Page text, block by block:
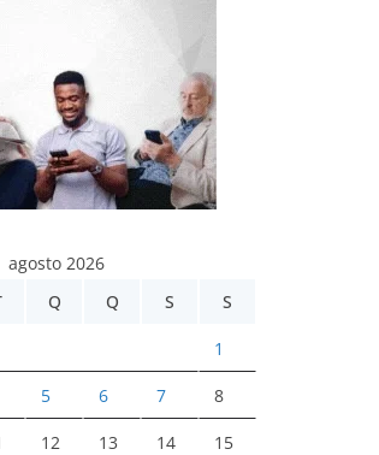
agosto 2026
Q Q S S
1
5 6 7 8
12 13 14 15